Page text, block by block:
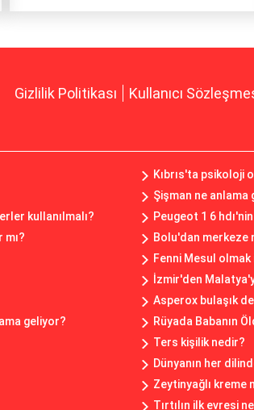
Gizlilik Politikası Kullanıcı
Kıbrıs'ta psikoloji
Şişman ne anlama
kullanılmalı?
Peugeot 1 6
Bolu'dan merkeze
Fenni Mesul
İzmir'den
Asperox bulaşık
geliyor?
Rüyada Babanın
Ters kişilik nedir?
Dünyanın her
Zeytinyağlı kreme
Tırtılın ilk evresi